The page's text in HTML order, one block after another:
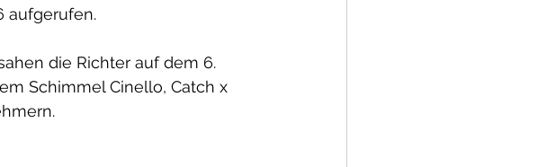
aufgerufen.
die Richter auf dem 6.
Schimmel Cinello, Catch x